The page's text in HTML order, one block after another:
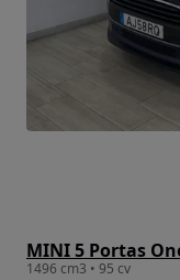
MINI 5 Portas
1496 cm3 • 95 cv